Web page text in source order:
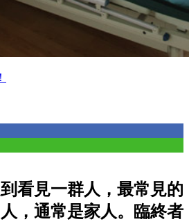
看見一群人，最常見的
，通常是家人。臨終者